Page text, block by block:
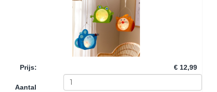
Prijs: € 12,99
Aantal